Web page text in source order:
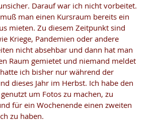
Darauf war ich nicht vorbeitet.
man einen Kursraum bereits ein
mieten. Zu diesem Zeitpunkt sind
Kriege, Pandemien oder andere
nicht absehbar und dann hat man
Raum gemietet und niemand meldet
ich bisher nur während der
dieses Jahr im Herbst. Ich habe den
um Fotos zu machen, zu
für ein Wochenende einen zweiten
zu haben.